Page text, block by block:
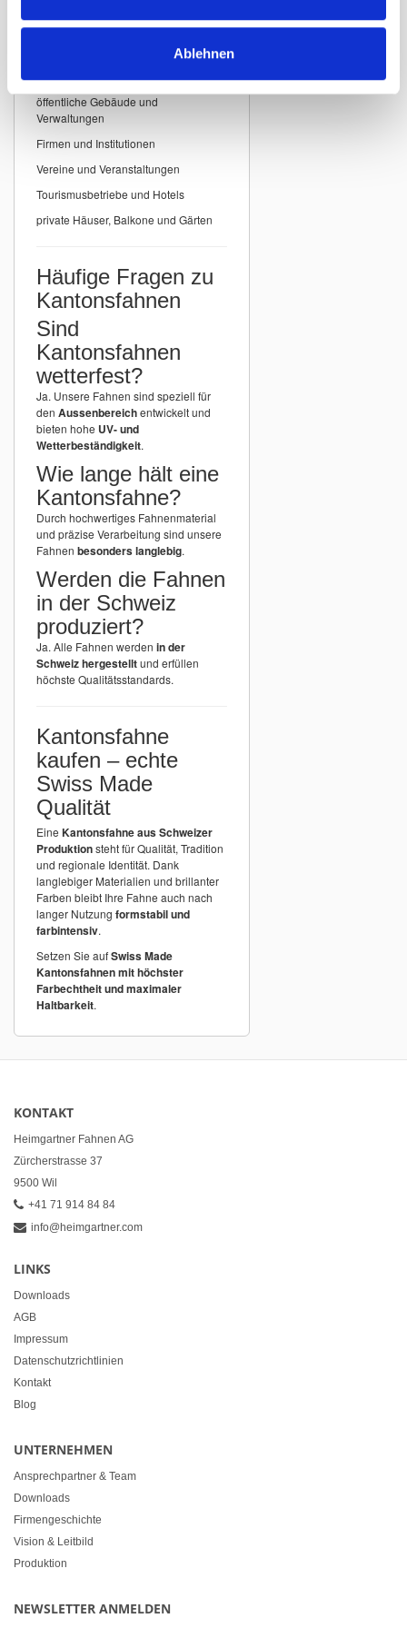
Ablehnen
Kantonsfahnen
Kantonsfahnen der Schweiz
öffentliche Gebäude und
Verwaltungen
Firmen und Institutionen
Vereine und Veranstaltungen
Tourismusbetriebe und Hotels
private Häuser, Balkone und Gärten
Häufige Fragen zu
Kantonsfahnen
Sind
Kantonsfahnen
wetterfest?
Ja. Unsere Fahnen sind speziell für
den Aussenbereichentwickelt und
bieten hohe UV- und
Wetterbeständigkeit.
Wie lange hält eine
Kantonsfahne?
Durch hochwertiges Fahnenmaterial
und präzise Verarbeitung sind unsere
Fahnen besonders langlebig.
Werden die Fahnen
in der Schweiz
produziert?
Ja. Alle Fahnen werden in der
Schweiz hergestelltund erfüllen
höchste Qualitätsstandards.
Kantonsfahne
kaufen – echte
Swiss Made
Qualität
Eine Kantonsfahne aus Schweizer
Produktionsteht für Qualität, Tradition
und regionale Identität. Dank
langlebiger Materialien und brillanter
Farben bleibt Ihre Fahne auch nach
langer Nutzung formstabil und
farbintensiv.
Setzen Sie aufSwiss Made
Kantonsfahnen mit höchster
Farbechtheit und maximaler
Haltbarkeit.
KONTAKT
Heimgartner Fahnen AG
Zürcherstrasse 37
9500 Wil
+41 71 914 84 84
info@heimgartner.com
LINKS
Downloads
AGB
Impressum
Datenschutzrichtlinien
Kontakt
Blog
UNTERNEHMEN
Ansprechpartner & Team
Downloads
Firmengeschichte
Vision & Leitbild
Produktion
NEWSLETTER ANMELDEN